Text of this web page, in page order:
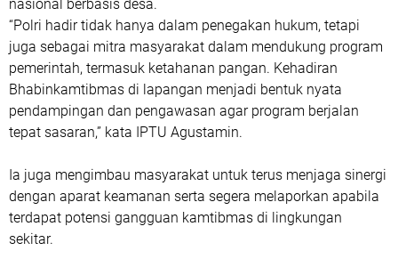
nasional berbasis desa.
“Polri hadir tidak hanya dalam penegakan hukum, tetapi
juga sebagai mitra masyarakat dalam mendukung program
pemerintah, termasuk ketahanan pangan. Kehadiran
Bhabinkamtibmas di lapangan menjadi bentuk nyata
pendampingan dan pengawasan agar program berjalan
tepat sasaran,” kata IPTU Agustamin.
Ia juga mengimbau masyarakat untuk terus menjaga sinergi
dengan aparat keamanan serta segera melaporkan apabila
terdapat potensi gangguan kamtibmas di lingkungan
sekitar.